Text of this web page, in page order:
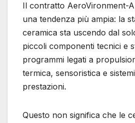
Il contratto AeroVironment-
una tendenza più ampia: la
ceramica sta uscendo dal
piccoli componenti tecnici e
programmi legati a
termica, sensoristica e
prestazioni.
Questo non significa che le